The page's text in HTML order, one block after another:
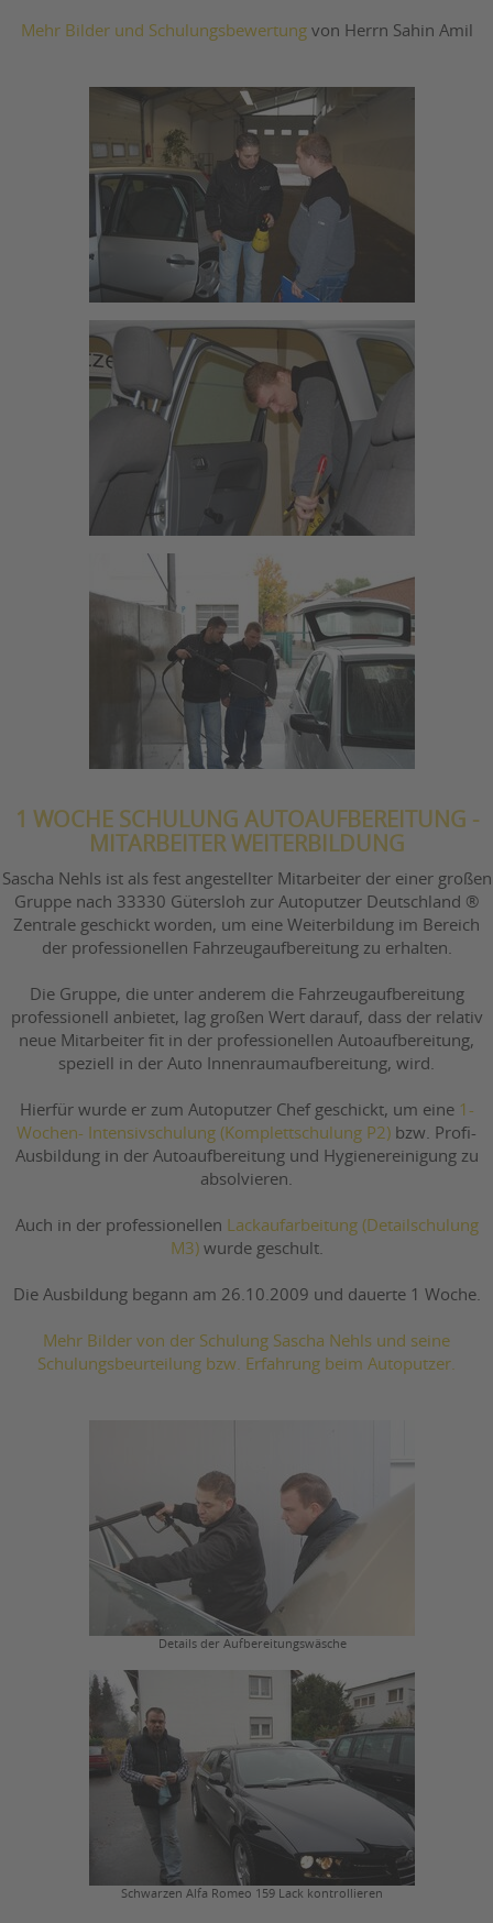
Mehr Bilder und Schulungsbewertungvon Herrn Sahin Amil
1 WOCHE SCHULUNG AUTOAUFBEREITUNG -
MITARBEITER WEITERBILDUNG
Sascha Nehls ist als fest angestellter Mitarbeiter der einer großen
Gruppe nach 33330 Gütersloh zur Autoputzer Deutschland ®
Zentrale geschickt worden, um eine Weiterbildung im Bereich
der professionellen Fahrzeugaufbereitung zu erhalten.
Die Gruppe, die unter anderem die Fahrzeugaufbereitung
professionell anbietet, lag großen Wert darauf, dass der relativ
neue Mitarbeiter fit in der professionellen Autoaufbereitung,
speziell in der Auto Innenraumaufbereitung, wird.
Hierfür wurde er zum Autoputzer Chef geschickt, um eine 1-
Wochen- Intensivschulung (Komplettschulung P2) bzw. Profi-
Ausbildung in der Autoaufbereitung und Hygienereinigung zu
absolvieren.
Auch in der professionellen Lackaufarbeitung (Detailschulung
M3)wurde geschult.
Die Ausbildung begann am 26.10.2009 und dauerte 1 Woche.
Mehr Bilder von der Schulung Sascha Nehls und seine
Schulungsbeurteilung bzw. Erfahrung beim Autoputzer.
Details der Aufbereitungswäsche
Schwarzen Alfa Romeo 159 Lack kontrollieren